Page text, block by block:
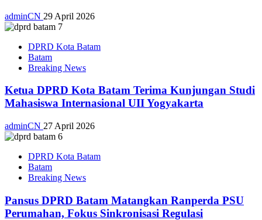
adminCN 29 April 2026
DPRD Kota Batam
Batam
Breaking News
Ketua DPRD Kota Batam Terima Kunjungan Studi
Mahasiswa Internasional UII Yogyakarta
adminCN 27 April 2026
DPRD Kota Batam
Batam
Breaking News
Pansus DPRD Batam Matangkan Ranperda PSU
Perumahan, Fokus Sinkronisasi Regulasi